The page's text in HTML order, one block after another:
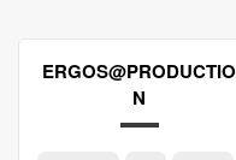
ERGOS@PRODUCTIO
N